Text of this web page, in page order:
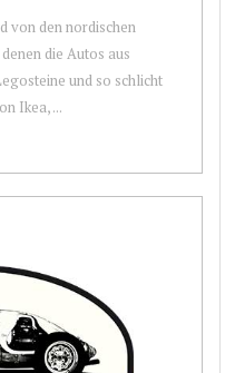
von den nordischen
die Autos aus
und so schlicht
Ikea, ...